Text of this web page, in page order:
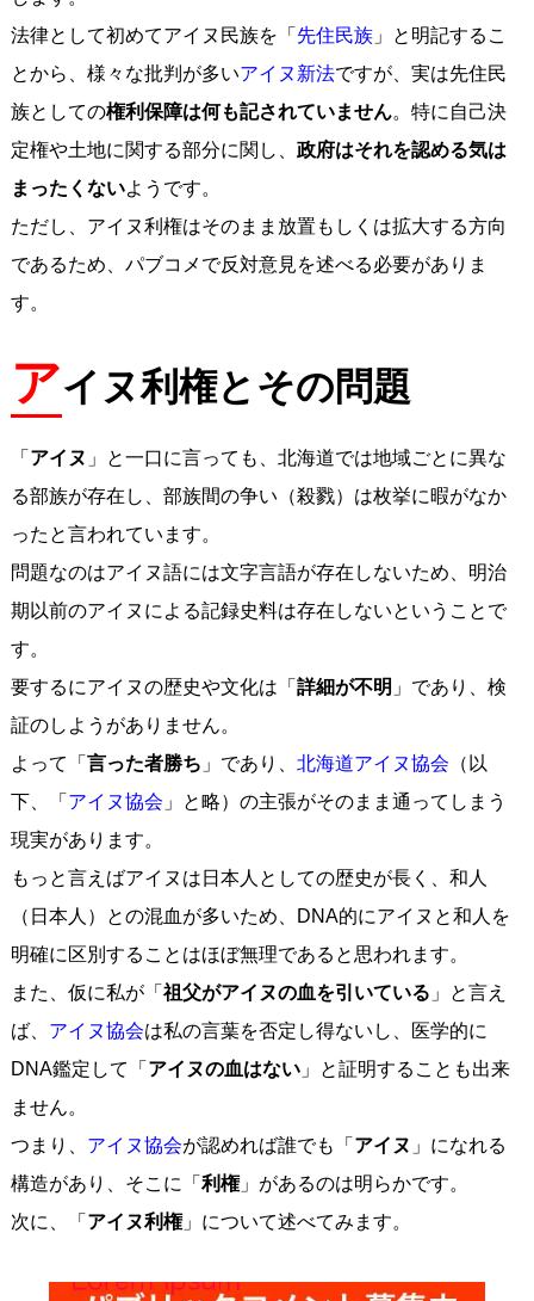
法律として初めてアイヌ民族を「 先住民族」と明記するこ
とから、様々な批判が多いアイヌ新法ですが、実は先住民
族としての権利保障は何も記されていません。特に自己決
定権や土地に関する部分に関し、 政府はそれを認める気は
まったくないようです。
ただし、アイヌ利権はそのまま放置もしくは拡大する方向
であるため、パブコメで反対意見を述べる必要がありま
す。
アイヌ利権とその問題
「 アイヌ 」と一口に言っても、北海道では地域ごとに異な
る部族が存在し、部族間の争い（殺戮）は枚挙に暇がなか
ったと言われています。
問題なのはアイヌ語には文字言語が存在しないため、明治
期以前のアイヌによる記録史料は存在しないということで
す。
要するにアイヌの歴史や文化は「 詳細が不明 」であり、検
証のしようがありません。
よって「 言った者勝ち 」であり、 北海道アイヌ協会 （以
下、「 アイヌ協会 」と略）の主張がそのまま通ってしまう
現実があります。
もっと言えばアイヌは日本人としての歴史が長く、和人
（日本人）との混血が多いため、DNA的にアイヌと和人を
明確に区別することはほぼ無理であると思われます。
また、仮に私が「 祖父がアイヌの血を引いている 」と言え
ば、 アイヌ協会は私の言葉を否定し得ないし、医学的に
DNA鑑定して「 アイヌの血はない」と証明することも出来
ません。
つまり、 アイヌ協会が認めれば誰でも「 アイヌ 」になれる
構造があり、そこに「 利権」があるのは明らかです。
次に、「 アイヌ利権」について述べてみます。